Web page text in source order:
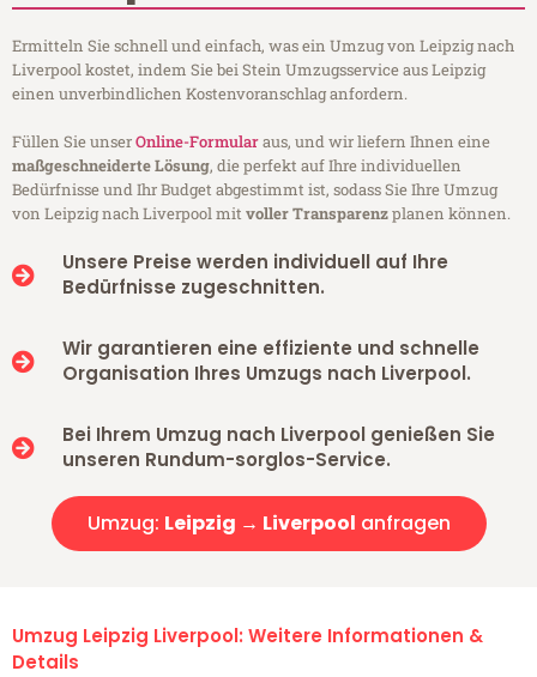
Ermitteln Sie schnell und einfach, was ein Umzug von Leipzig nach
Liverpool kostet, indem Sie bei Stein Umzugsservice aus Leipzig
einen unverbindlichen Kostenvoranschlag anfordern.
Füllen Sie unserOnline-Formularaus, und wir liefern Ihnen eine
maßgeschneiderte Lösung, die perfekt auf Ihre individuellen
Bedürfnisse und Ihr Budget abgestimmt ist, sodass Sie Ihre Umzug
von Leipzig nach Liverpool mitvoller Transparenzplanen können.
Unsere Preise werden individuell auf Ihre
Bedürfnisse zugeschnitten.
Wir garantieren eine effiziente und schnelle
Organisation Ihres Umzugs nach Liverpool.
Bei Ihrem Umzug nach Liverpool genießen Sie
unseren Rundum-sorglos-Service.
Umzug: Leipzig → Liverpool anfragen
Umzug Leipzig Liverpool: Weitere Informationen &
Details